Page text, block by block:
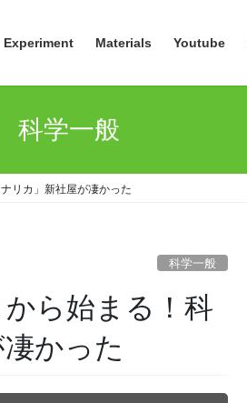
Experiment Materials Youtube
科学一般
リカ」新社屋が凄かった
科学一般
から始まる！科
かった